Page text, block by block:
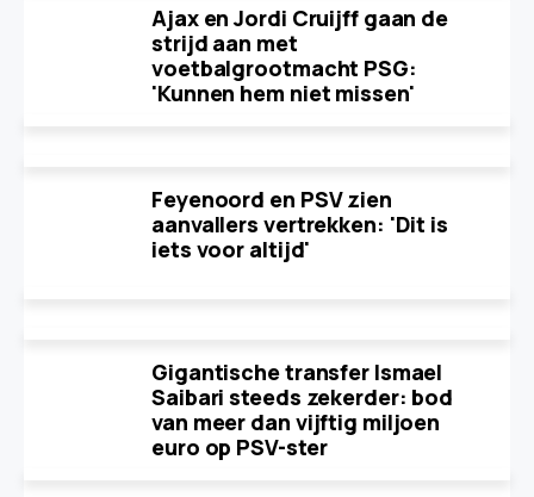
Ajax en Jordi Cruijff gaan de
strijd aan met
voetbalgrootmacht PSG:
'Kunnen hem niet missen'
Feyenoord en PSV zien
aanvallers vertrekken: 'Dit is
iets voor altijd'
Gigantische transfer Ismael
Saibari steeds zekerder: bod
van meer dan vijftig miljoen
euro op PSV-ster